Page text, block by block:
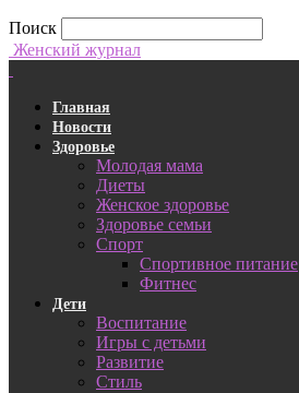
Поиск
Женский журнал
Главная
Новости
Здоровье
Молодая мама
Диеты
Женское здоровье
Здоровье семьи
Спорт
Спортивное питание
Фитнес
Дети
Воспитание
Игры с детьми
Развитие
Стиль